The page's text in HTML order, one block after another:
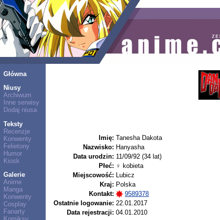
Główna
Niusy
Archiwum
Inne serwisy
Dodaj niusa
Teksty
Recenzje
Konwenty
Felietony
Humor
Kiosk
Galerie
Anime
Manga
Konwenty
Cosplay
Fanarty
Imię: Tanesha Dakota
Nazwisko: Hanyasha
Data urodzin: 11/09/92 (34 lat)
Płeć: ♀ kobieta
Miejscowość: Lubicz
Kraj: Polska
Kontakt:
9589378
Ostatnie logowanie: 22.01.2017
Data rejestracji: 04.01.2010